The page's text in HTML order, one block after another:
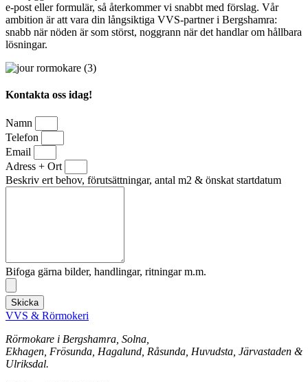
e‑post eller formulär, så återkommer vi snabbt med förslag. Vår
ambition är att vara din långsiktiga VVS-partner i Bergshamra:
snabb när nöden är som störst, noggrann när det handlar om hållbara
lösningar.
Kontakta oss idag!
Namn
Telefon
Email
Adress + Ort
Beskriv ert behov, förutsättningar, antal m2 & önskat startdatum
Bifoga gärna bilder, handlingar, ritningar m.m.
Skicka
VVS & Rörmokeri
Rörmokare i Bergshamra, Solna,
Ekhagen, Frösunda, Hagalund, Råsunda, Huvudsta, Järvastaden &
Ulriksdal.